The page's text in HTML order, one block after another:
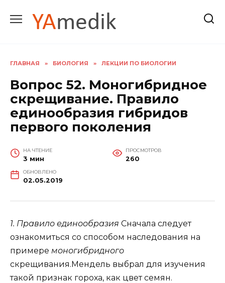
содержанию
ГЛАВНАЯ » БИОЛОГИЯ » ЛЕКЦИИ ПО БИОЛОГИИ
Вопрос 52. Моногибридное
скрещивание. Правило
единообразия гибридов
первого поколения
НА ЧТЕНИЕ
3 мин
ПРОСМОТРОВ
260
ОБНОВЛЕНО
02.05.2019
1. Правило единообразия Сначала следует
ознакомиться со способом наследования на
примере моногибридного
скрещивания.Мендель выбрал для изучения
такой признак гороха, как цвет семян.